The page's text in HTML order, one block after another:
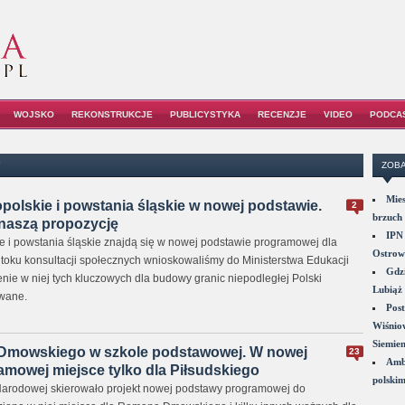
WOJSKO REKONSTRUKCJE PUBLICYSTYKA RECENZJE VIDEO
2
i powstania śląskie w nowej podstawie.
propozycję
i powstania śląskie znajdą się w nowej podstawie programowej dla
konsultacji społecznych wnioskowaliśmy do Ministerstwa Edukacji
w niej tych kluczowych dla budowy granic niepodległej Polski
23
w szkole podstawowej. W nowej
miejsce tylko dla Piłsudskiego
skierowało projekt nowej podstawy programowej do
brzuch
IPN
Lubiąż